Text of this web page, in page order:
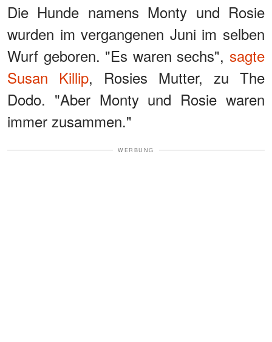
Die Hunde namens Monty und Rosie
wurden im vergangenen Juni im selben
Wurf geboren. "Es waren sechs", sagte
Susan Killip, Rosies Mutter, zu The
Dodo. "Aber Monty und Rosie waren
immer zusammen."
WERBUNG